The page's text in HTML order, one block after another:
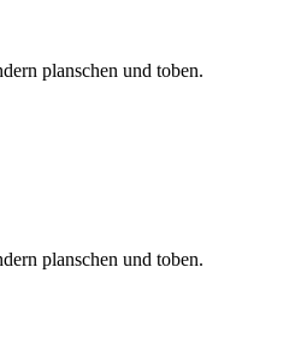
planschen und toben.
planschen und toben.